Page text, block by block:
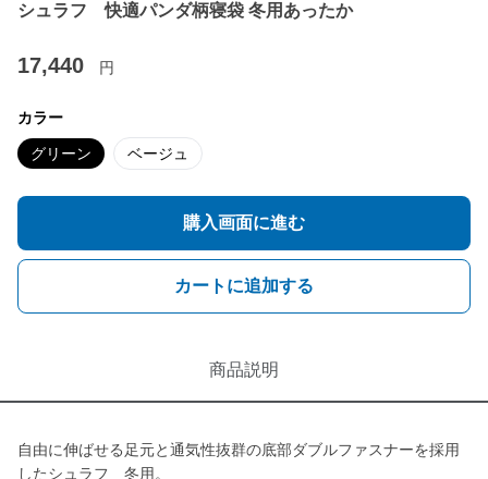
シュラフ 快適パンダ柄寝袋 冬用あったか
17,440 円
カラー
グリーン ベージュ
購入画面に進む
カートに追加する
商品説明
自由に伸ばせる足元と通気性抜群の底部ダブルファスナーを採用
したシュラフ 冬用。